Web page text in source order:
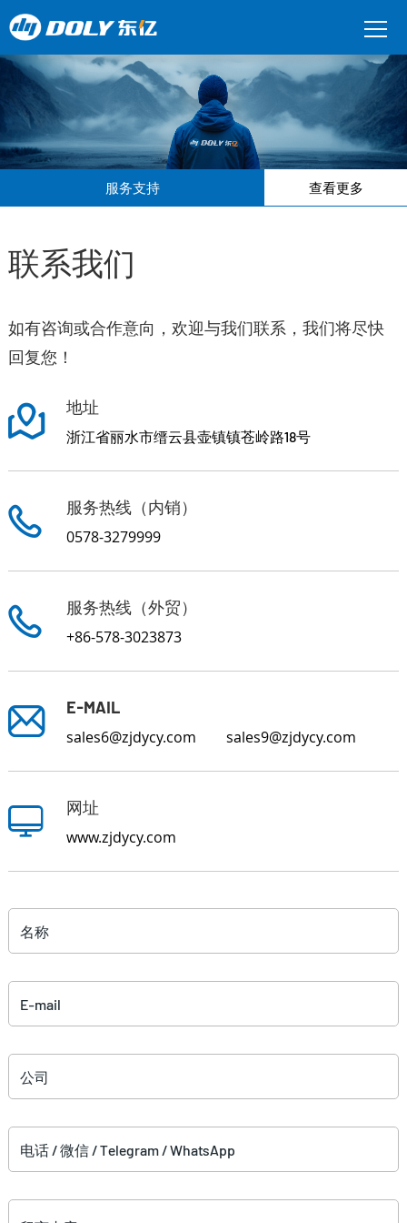
服务支持 查看更多
联系我们
如有咨询或合作意向，欢迎与我们联系，我们将尽快
回复您！
地址
浙江省丽水市缙云县壶镇镇苍岭路18号
服务热线（内销）
0578-3279999
服务热线（外贸）
+86-578-3023873
E-MAIL
sales6@zjdycy.com
sales9@zjdycy.com
网址
www.zjdycy.com